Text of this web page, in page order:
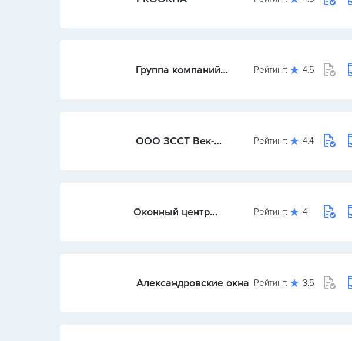
Группа компаний
Рейтинг: 4.5
ООО ЗССТ Век-
Рейтинг: 4.4
Оконный центр
Рейтинг: 4
Александровские окна Рейтинг: 3.5